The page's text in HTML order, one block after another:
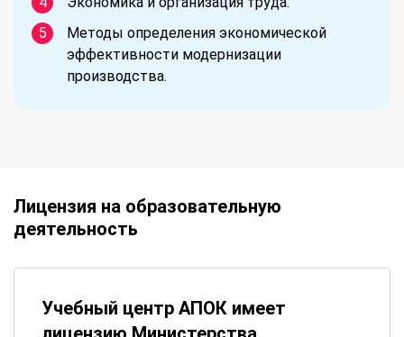
Методы определения экономической
эффективности модернизации
производства.
Лицензия на образовательную
деятельность
Учебный центр АПОК имеет